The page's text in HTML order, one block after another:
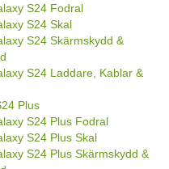
S24 Fodral
S24 Skal
S24 Skärmskydd &
S24 Laddare, Kablar &
Plus
S24 Plus Fodral
S24 Plus Skal
S24 Plus Skärmskydd &